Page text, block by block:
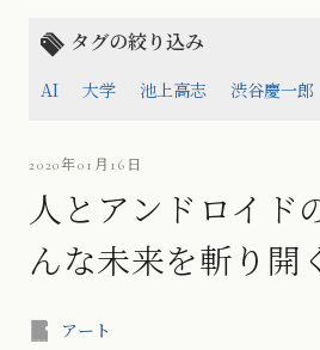
タグの絞り込み
AI 大学 池上高志 渋谷慶一郎
2020年01月16日
人とアンドロイド
んな未来を斬り開
アート